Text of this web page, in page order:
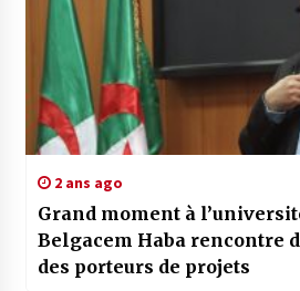
2 ans ago
Grand moment à
Belgacem Haba rencontre
des porteurs de projets